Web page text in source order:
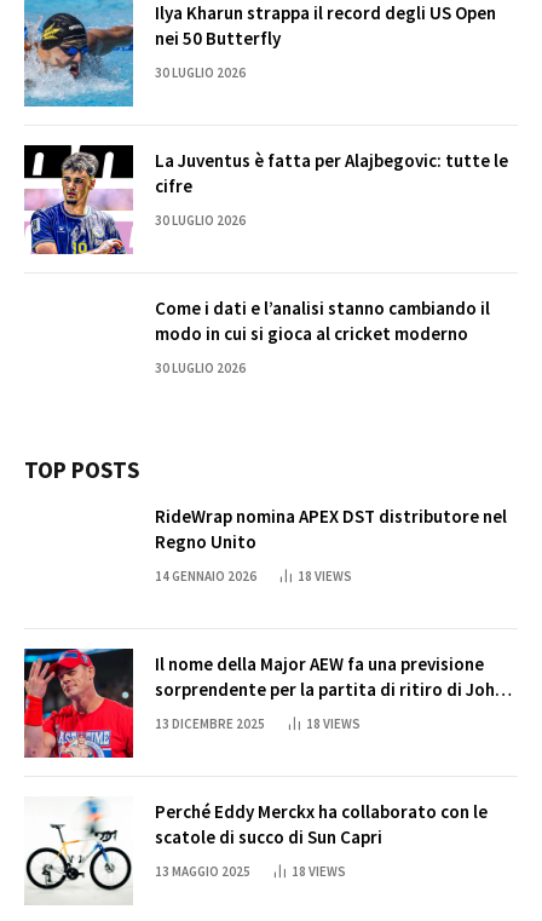
Ilya Kharun strappa il record degli US Open
nei 50 Butterfly
30 LUGLIO 2026
La Juventus è fatta per Alajbegovic: tutte le
cifre
30 LUGLIO 2026
Come i dati e l’analisi stanno cambiando il
modo in cui si gioca al cricket moderno
30 LUGLIO 2026
TOP POSTS
RideWrap nomina APEX DST distributore nel
Regno Unito
14 GENNAIO 2026 18 VIEWS
Il nome della Major AEW fa una previsione
sorprendente per la partita di ritiro di John
Cena
13 DICEMBRE 2025 18 VIEWS
Perché Eddy Merckx ha collaborato con le
scatole di succo di Sun Capri
13 MAGGIO 2025 18 VIEWS